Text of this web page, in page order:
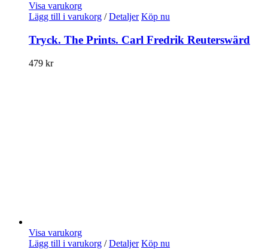
Visa varukorg
Lägg till i varukorg / Detaljer Köp nu
Tryck. The Prints. Carl Fredrik Reuterswärd
479 kr
Visa varukorg
Lägg till i varukorg / Detaljer Köp nu